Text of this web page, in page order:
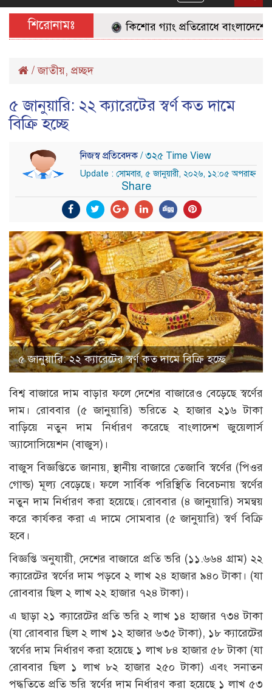
navigation
শিরোনামঃ কিশোর গ্যাং প্রতিরোধে বাংলাদেশের
/জাতীয়, প্রচ্ছদ
৫ জানুয়ারি: ২২ ক্যারেটের স্বর্ণ কত দামে
বিক্রি হচ্ছে
নিজস্ব প্রতিবেদক/ ৩২৫ Time View
Update : সোমবার, ৫ জানুয়ারী, ২০২৬, ১২:০৫ অপরাহ্ন
Share
৫ জানুয়ারি: ২২ ক্যারেটের স্বর্ণ কত দামে বিক্রি হচ্ছে
বিশ্ব বাজারে দাম বাড়ার ফলে দেশের বাজারেও বেড়েছে স্বর্ণের
দাম। রোববার (৫ জানুয়ারি) ভরিতে ২ হাজার ২১৬ টাকা
বাড়িয়ে নতুন দাম নির্ধারণ করেছে বাংলাদেশ জুয়েলার্স
অ্যাসোসিয়েশন (বাজুস)।
বাজুস বিজ্ঞপ্তিতে জানায়, স্থানীয় বাজারে তেজাবি স্বর্ণের (পিওর
গোল্ড) মূল্য বেড়েছে। ফলে সার্বিক পরিস্থিতি বিবেচনায় স্বর্ণের
নতুন দাম নির্ধারণ করা হয়েছে। রোববার (৪ জানুয়ারি) সমন্বয়
করে কার্যকর করা এ দামে সোমবার (৫ জানুয়ারি) স্বর্ণ বিক্রি
হবে।
বিজ্ঞপ্তি অনুযায়ী, দেশের বাজারে প্রতি ভরি (১১.৬৬৪ গ্রাম) ২২
ক্যারেটের স্বর্ণের দাম পড়বে ২ লাখ ২৪ হাজার ৯৪০ টাকা। (যা
রোববার ছিল ২ লাখ ২২ হাজার ৭২৪ টাকা)।
এ ছাড়া ২১ ক্যারেটের প্রতি ভরি ২ লাখ ১৪ হাজার ৭৩৪ টাকা
(যা রোববার ছিল ২ লাখ ১২ হাজার ৬৩৫ টাকা), ১৮ ক্যারেটের
স্বর্ণের দাম নির্ধারণ করা হয়েছে ১ লাখ ৮৪ হাজার ৫৮ টাকা (যা
রোববার ছিল ১ লাখ ৮২ হাজার ২৫০ টাকা) এবং সনাতন
পদ্ধতিতে প্রতি ভরি স্বর্ণের দাম নির্ধারণ করা হয়েছে ১ লাখ ৫৩